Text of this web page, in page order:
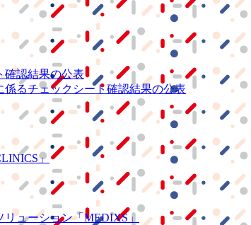
確認結果の公表
るチェックシート確認結果の公表
」
リューション「MEDIXS」